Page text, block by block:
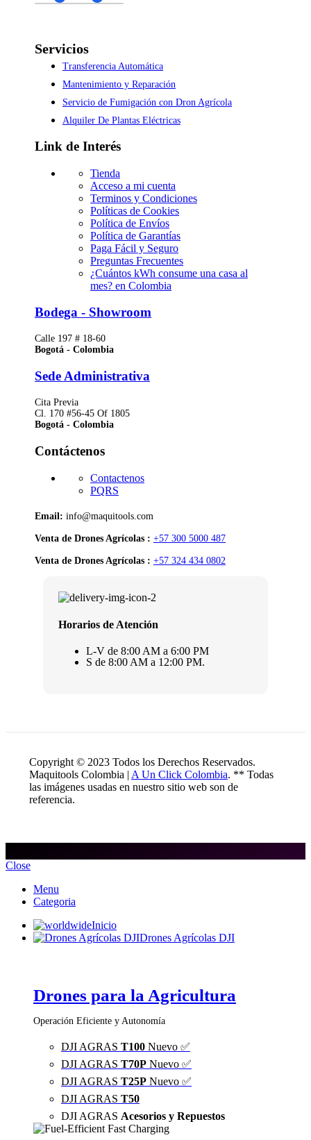
Servicios
Transferencia Automática
Mantenimiento y Reparación
Servicio de Fumigación con Dron Agrícola
Alquiler De Plantas Eléctricas
Link de Interés
Tienda
Acceso a mi cuenta
Terminos y Condiciones
Políticas de Cookies
Política de Envíos
Política de Garantías
Paga Fácil y Seguro
Preguntas Frecuentes
¿Cuántos kWh consume una casa al
mes? en Colombia
Bodega - Showroom
Calle 197 # 18-60
Bogotá - Colombia
Sede Administrativa
Cita Previa
Cl. 170 #56-45 Of 1805
Bogotá - Colombia
Contáctenos
Contactenos
PQRS
Email: info@maquitools.com
Venta de Drones Agrícolas : +57 300 5000 487
Venta de Drones Agrícolas : +57 324 434 0802
Horarios de Atención
L-V de 8:00 AM a 6:00 PM
S de 8:00 AM a 12:00 PM.
Copyright © 2023 Todos los Derechos Reservados.
Maquitools Colombia | A Un Click Colombia. ** Todas
las imágenes usadas en nuestro sitio web son de
referencia.
Close
Menu
Categoria
Inicio
Drones Agrícolas DJI
Drones para la Agricultura
Operación Eficiente y Autonomía
DJI AGRAS T100 Nuevo ✅
DJI AGRAS T70P Nuevo ✅
DJI AGRAS T25P Nuevo ✅
DJI AGRAS T50
DJI AGRAS Acesorios y Repuestos